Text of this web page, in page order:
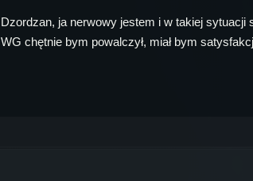
Dzordzan, ja nerwowy jestem i w takiej sytuacji
WG chętnie bym powalczył, miał bym